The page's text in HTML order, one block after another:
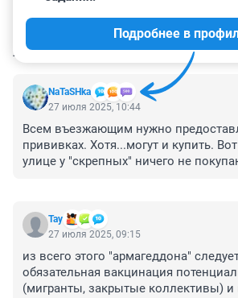
КОММЕНТАРИИ 10
NaTaSHka
Подробнее в
27 июля 2025, 10:44
Всем въезжающим нужно
прививках. Хотя...могут и купить.
улице у "скрепных" ничего не
голос, что будут вспышки забытых
в 90-х годах. Подрабатывала в
про это. Когда мигрантки тащили
прием и ничего о прививках не
были не привитые. Минздрав об
взрослых вообще молчу-туберкулез,
воду плюнуть...От кори никто не был
Тау
27 июля 2025, 09:15
из всего этого "армагеддона"
обязательная вакцинация
(мигранты, закрытые коллективы) и